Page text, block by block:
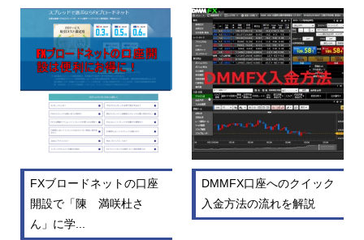
FXブロードネットの口座
開設で「陳 満咲杜さ
ん」に学...
DMMFX口座へのクイック
入金方法の流れを解説